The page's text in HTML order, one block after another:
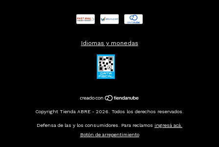
Idiomas y monedas
Copyright Tienda ABRE - 2026. Todos los derechos reservados.
Defensa de las y los consumidores. Para reclamos ingresá acá.
Botón de arrepentimiento